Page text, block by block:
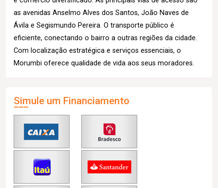
as avenidas Anselmo Alves dos Santos, João Naves de
Ávila e Segismundo Pereira. O transporte público é
eficiente, conectando o bairro a outras regiões da cidade.
Com localização estratégica e serviços essenciais, o
Morumbi oferece qualidade de vida aos seus moradores.
Simule um Financiamento